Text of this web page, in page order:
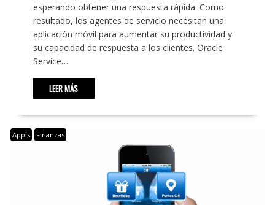
esperando obtener una respuesta rápida. Como
resultado, los agentes de servicio necesitan una
aplicación móvil para aumentar su productividad y
su capacidad de respuesta a los clientes. Oracle
Service…
LEER MÁS
App´s Finanzas